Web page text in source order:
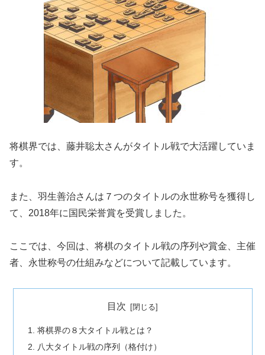
将棋界では、藤井聡太さんがタイトル戦で大活躍していま
す。
また、羽生善治さんは７つのタイトルの永世称号を獲得し
て、2018年に国民栄誉賞を受賞しました。
ここでは、今回は、将棋のタイトル戦の序列や賞金、主催
者、永世称号の仕組みなどについて記載しています。
目次
将棋界の８大タイトル戦とは？
八大タイトル戦の序列（格付け）